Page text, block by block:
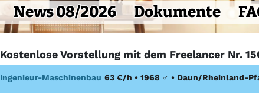
News 08/2026 Dokumente
Kostenlose Vorstellung mit dem Freelancer Nr.
Ingenieur-Maschinenbau 63 €/h • 1968 ♂ • Daun/Rheinland-